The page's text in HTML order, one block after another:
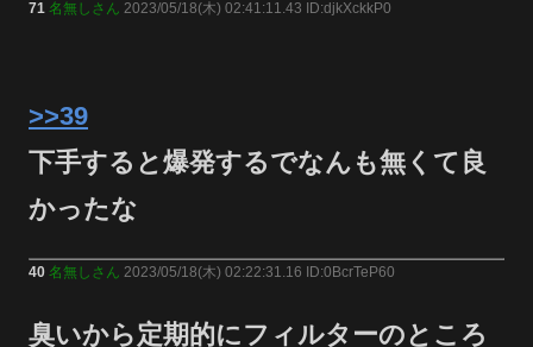
71 名無しさん 2023/05/18(木) 02:41:11.43 ID:djkXckkP0
>>39
下手すると爆発するでなんも無くて良
かったな
40 名無しさん 2023/05/18(木) 02:22:31.16 ID:0BcrTeP60
臭いから定期的にフィルターのところ